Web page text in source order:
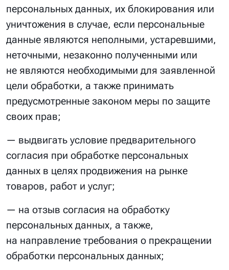
персональных данных, их блокирования или
уничтожения в случае, если персональные
данные являются неполными, устаревшими,
неточными, незаконно полученными или
не являются необходимыми для заявленной
цели обработки, а также принимать
предусмотренные законом меры по защите
своих прав;
— выдвигать условие предварительного
согласия при обработке персональных
данных в целях продвижения на рынке
товаров, работ и услуг;
— на отзыв согласия на обработку
персональных данных, а также,
на направление требования о прекращении
обработки персональных данных;